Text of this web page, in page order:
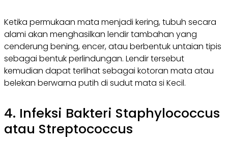
Ketika permukaan mata menjadi kering, tubuh secara
alami akan menghasilkan lendir tambahan yang
cenderung bening, encer, atau berbentuk untaian tipis
sebagai bentuk perlindungan. Lendir tersebut
kemudian dapat terlihat sebagai kotoran mata atau
belekan berwarna putih di sudut mata si Kecil.
4. Infeksi Bakteri Staphylococcus
atau Streptococcus